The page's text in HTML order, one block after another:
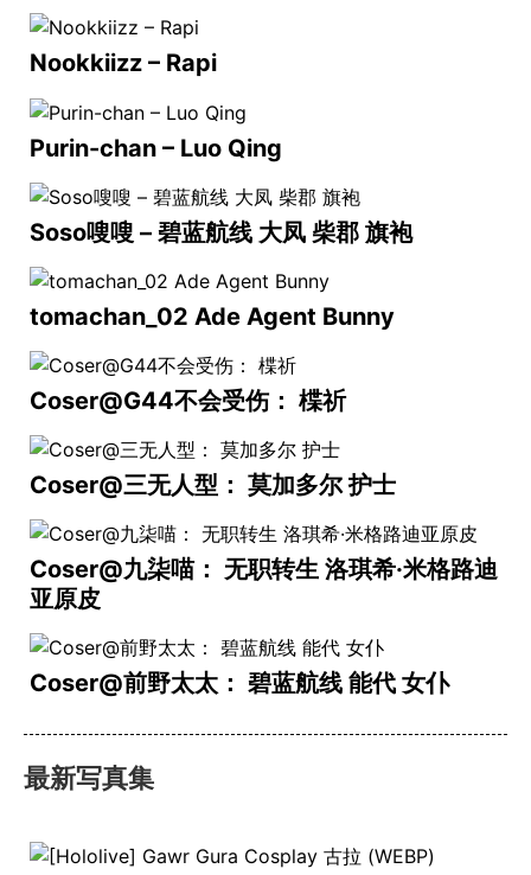
Nookkiizz – Rapi
Purin-chan – Luo Qing
Soso嗖嗖 – 碧蓝航线 大凤 柴郡 旗袍
tomachan_02 Ade Agent Bunny
Coser@G44不会受伤： 楪祈
Coser@三无人型： 莫加多尔 护士
Coser@九柒喵： 无职转生 洛琪希·米格路迪
亚原皮
Coser@前野太太： 碧蓝航线 能代 女仆
最新写真集